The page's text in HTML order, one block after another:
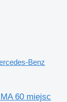
Benz
60 miejsc